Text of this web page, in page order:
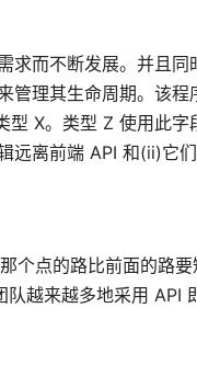
求而不断发展。并且
管理其生命周期。该
X。类型 Z 使用此
远离前端 API 和(ii)它
个点的路比前面的路
越来越多地采用 API